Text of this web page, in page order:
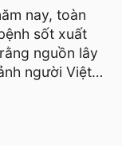
nay, toàn
sốt xuất
nguồn lây
người Việt